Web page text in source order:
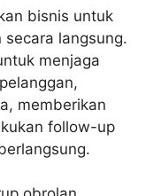
bisnis untuk
langsung.
menjaga
memberikan
follow-up